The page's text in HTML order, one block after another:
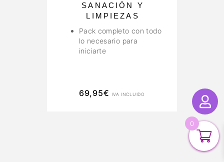
SANACIÓN Y
LIMPIEZAS
Pack completo con todo
lo necesario para
iniciarte
69,95€ IVA INCLUIDO
0